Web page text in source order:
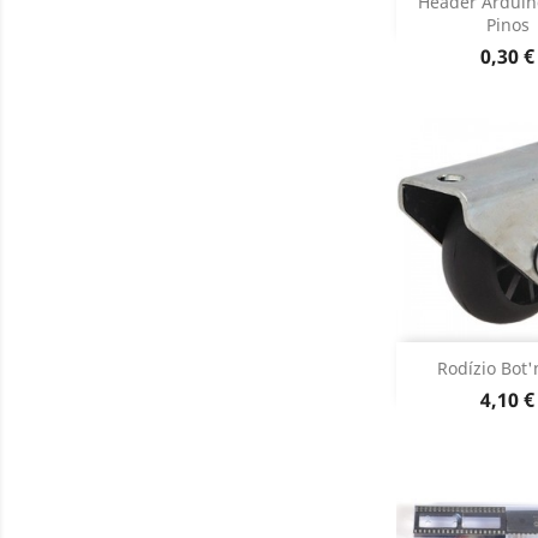
Pinos
Preço
0,30 €
Dados
Rodízio
Preço
4,10 €
Adicionar
Dados